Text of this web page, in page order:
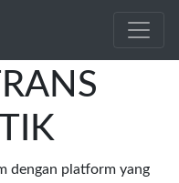
dengan platform yang